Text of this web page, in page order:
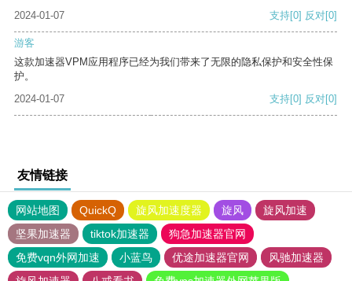
2024-01-07
支持[0] 反对[0]
游客
这款加速器VPM应用程序已经为我们带来了无限的隐私保护和安全性保
护。
2024-01-07
支持[0] 反对[0]
友情链接
网站地图 QuickQ 旋风加速度器 旋风
旋风加速
坚果加速器
tiktok加速器
狗急加速器官网
免费vqn外网加速
小蓝鸟 优途加速器官网
风驰加速器